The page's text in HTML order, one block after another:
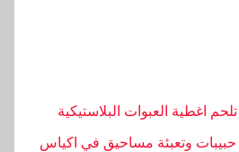
اغطية العبوات البلاستيكية
حبيبات وتعبئة مساحيق في اكياس